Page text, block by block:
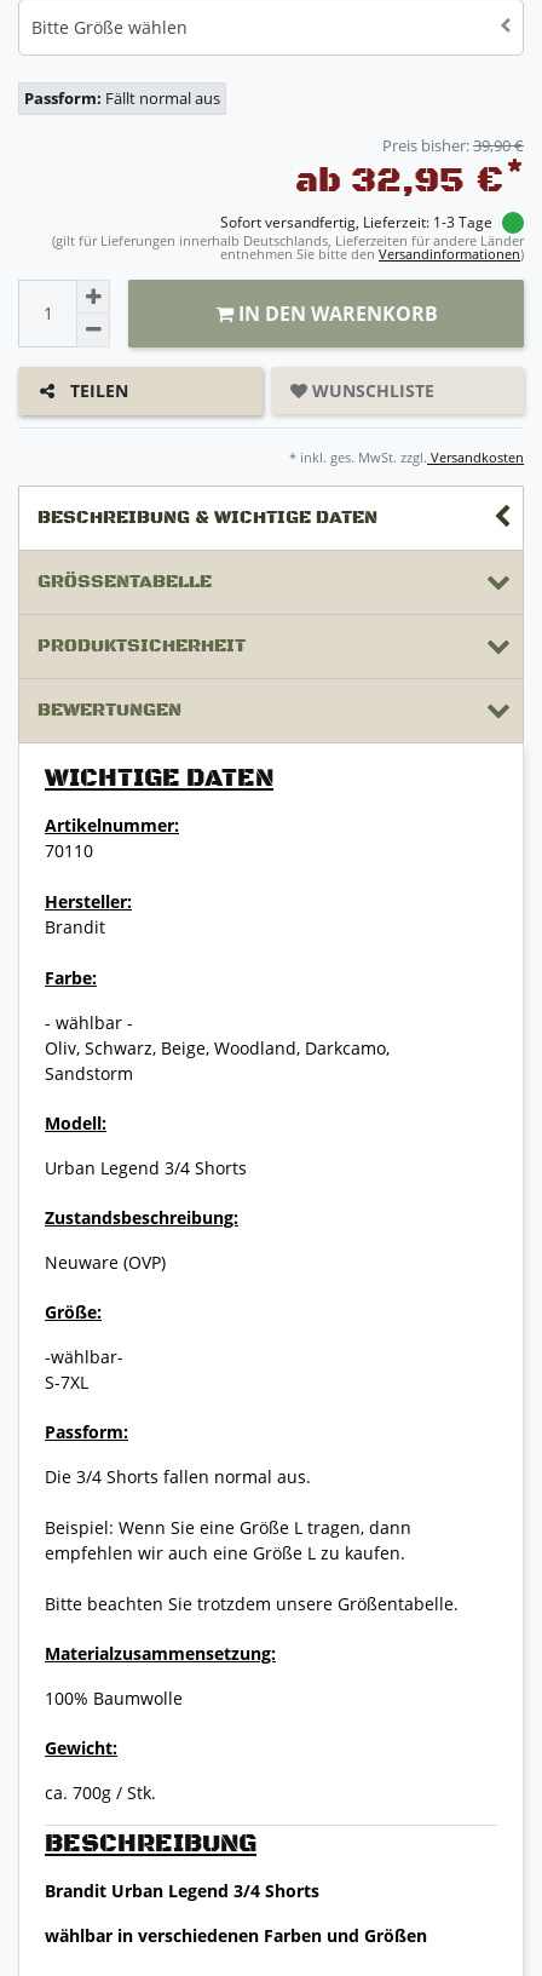
Bitte Größe wählen
Passform: Fällt normal aus
Preis bisher:39,90 €
ab 32,95 €*
Sofort versandfertig, Lieferzeit: 1-3 Tage
(gilt für Lieferungen innerhalb Deutschlands, Lieferzeiten für andere Länder
entnehmen Sie bitte den Versandinformationen)
IN DEN WARENKORB
TEILEN WUNSCHLISTE
* inkl. ges. MwSt. zzgl. Versandkosten
BESCHREIBUNG & WICHTIGE DATEN
GRÖSSENTABELLE
PRODUKTSICHERHEIT
BEWERTUNGEN
BESCHREIBUNG
Brandit Urban Legend 3/4 Shorts
wählbar in verschiedenen Farben und Größen
WICHTIGE DATEN
Artikelnummer:
70110
Hersteller:
Brandit
Farbe:
- wählbar -
Oliv, Schwarz, Beige, Woodland, Darkcamo,
Sandstorm
Modell:
Urban Legend 3/4 Shorts
Zustandsbeschreibung:
Neuware (OVP)
Größe:
-wählbar-
S-7XL
Passform:
Die 3/4 Shorts fallen normal aus.
Beispiel: Wenn Sie eine Größe L tragen, dann
empfehlen wir auch eine Größe L zu kaufen.
Bitte beachten Sie trotzdem unsere Größentabelle.
Materialzusammensetzung:
100% Baumwolle
Gewicht:
ca. 700g / Stk.